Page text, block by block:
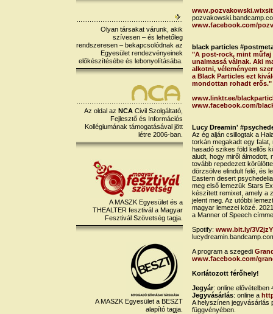
Olyan társakat várunk, akik
szívesen – és lehetőleg
rendszeresen – bekapcsolódnak az
Egyesület rendezvényeinek
előkészítésébe és lebonyolításába.
Az oldal az NCA Civil Szolgáltató,
Fejlesztő és Információs
Kollégiumának támogatásával jött
létre 2006-ban.
A MASZK Egyesület és a
THEALTER fesztivál a Magyar
Fesztivál Szövetség tagja.
A MASZK Egyesület a BESZT
alapító tagja.
www.facebook.com/
black particles
"A post-rock, mint műfaj
unalmassá válnak. Aki
alkotni, véleményem
a Black Particles ezt
mondottan rohadt erős."
www.linktr.ee/
www.facebook.com/
Lucy Dreamin'
Az ég alján csillogtak a
torkán megakadt egy
hasadó szikes föld kellős
aludt, hogy miről álmodott,
tovább repedezett
dörzsölve elindult felé, és
Eastern desert
meg első lemezük Stars
készített remixet, amely a
jelent meg. Az utóbbi
magyar lemezei közé.
a Manner of Speech
Spotify: www.bit.ly/
A program a szegedi
www.facebook.com/
Korlátozott férőhely!
Jegyár: online elővételben
Jegyvásárlás: online a
A helyszínen jegyvásárlás
függvényében.